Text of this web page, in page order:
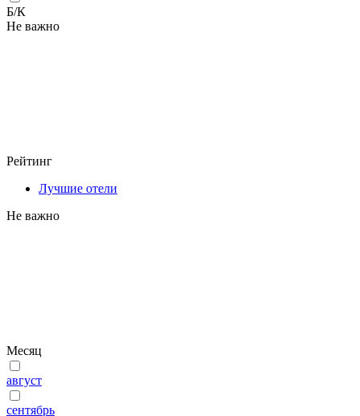
Б/К
Не важно
Рейтинг
Лучшие отели
Не важно
Месяц
август
сентябрь